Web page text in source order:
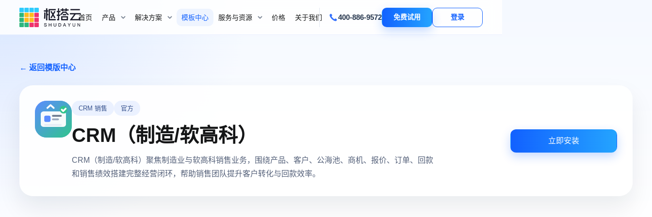
首页 产品 解决方案 模板中心 服务与资源 价格 关于我们 400-886-9572 免费试用 登录
← 返回模版中心
CRM 销售 官方
CRM（制造/软高科）
CRM（制造/软高科）聚焦制造业与软高科销售业务，围绕产品、客户、公海池、商机、报价、订单、回款
和销售绩效搭建完整经营闭环，帮助销售团队提升客户转化与回款效率。
立即安装